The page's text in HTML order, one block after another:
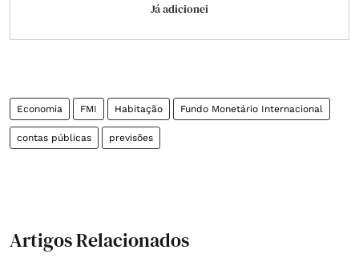
Já adicionei
Economia FMI Habitação Fundo Monetário Internacional
contas públicas previsões
Artigos Relacionados